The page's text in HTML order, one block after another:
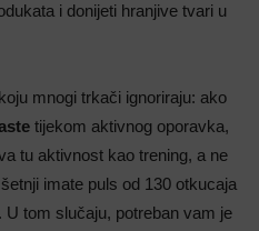
i donijeti hranjive tvari u
mnogi trkači ignoriraju: ako
tijekom aktivnog oporavka,
tu aktivnost kao trening, a ne
imate puls od 130 otkucaja
tom slučaju, potreban vam je